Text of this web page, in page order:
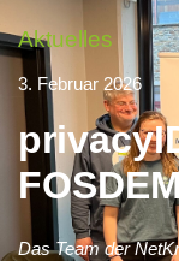
Aktuelles
3. Februar 2026
Das Team der